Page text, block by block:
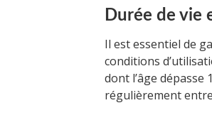
Durée de vie
Il est essentiel de
conditions
dont l’âge
régulièrement